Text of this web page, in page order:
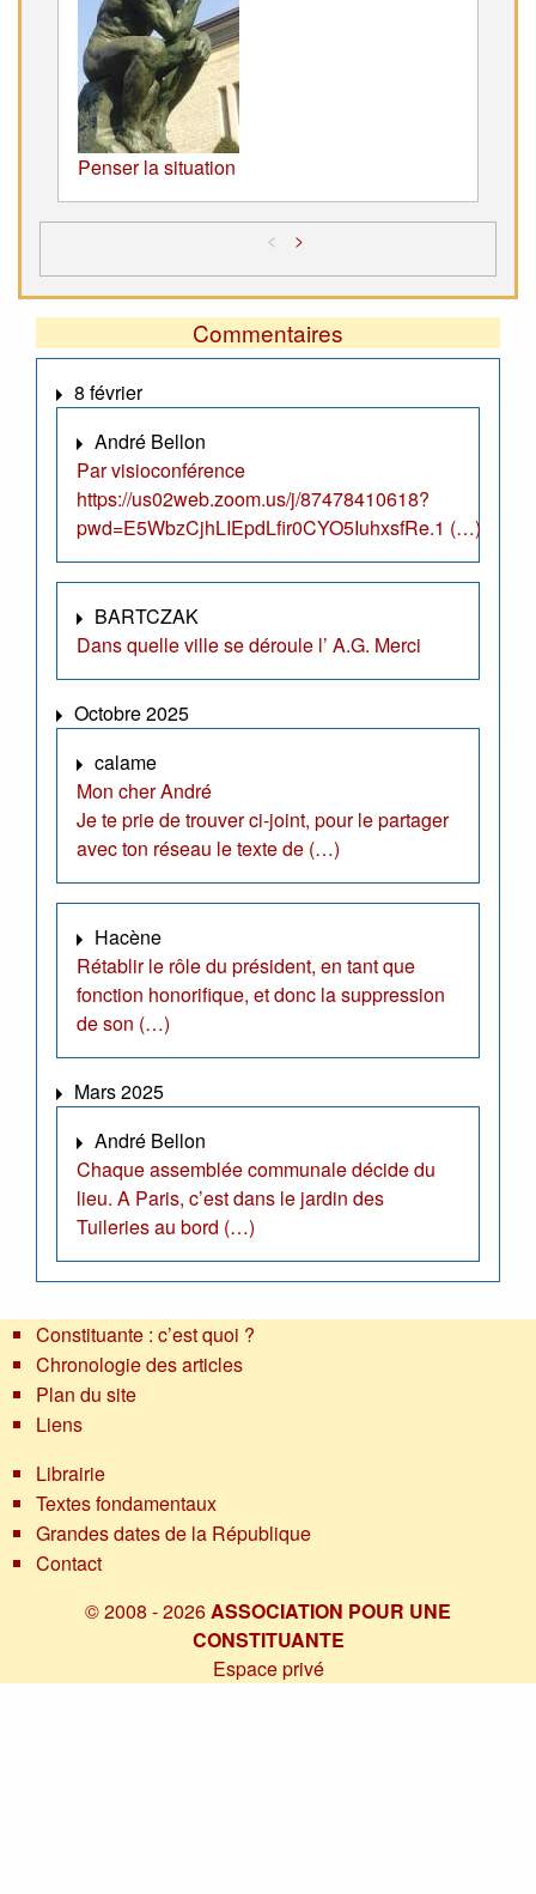
Penser la situation
< >
Commentaires
8 février
André Bellon
Par visioconférence
https://us02web.zoom.us/j/87478410618?
pwd=E5WbzCjhLIEpdLfir0CYO5IuhxsfRe.1 (…)
BARTCZAK
Dans quelle ville se déroule l’ A.G. Merci
Octobre 2025
calame
Mon cher André
Je te prie de trouver ci-joint, pour le partager
avec ton réseau le texte de (…)
Hacène
Rétablir le rôle du président, en tant que
fonction honorifique, et donc la suppression
de son (…)
Mars 2025
André Bellon
Chaque assemblée communale décide du
lieu. A Paris, c’est dans le jardin des
Tuileries au bord (…)
Constituante : c’est quoi ?
Chronologie des articles
Plan du site
Liens
Librairie
Textes fondamentaux
Grandes dates de la République
Contact
© 2008 - 2026ASSOCIATION POUR UNE
CONSTITUANTE
Espace privé